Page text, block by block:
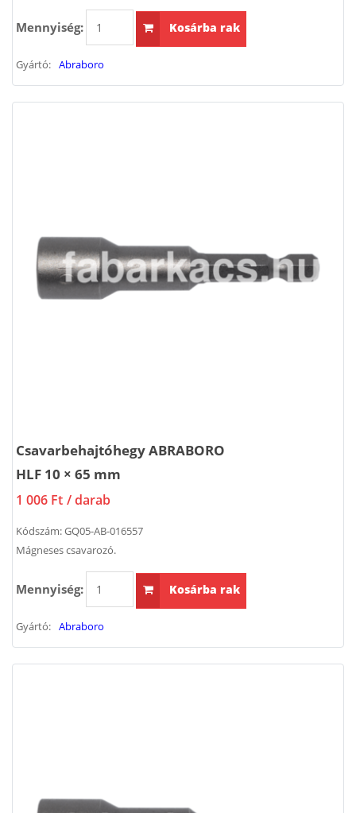
Mennyiség: Kosárba rak
Gyártó: Abraboro
Csavarbehajtóhegy ABRABORO
HLF 10 × 65 mm
1 006 Ft / darab
Kódszám:GQ05-AB-016557
Mágneses csavarozó.
Mennyiség: Kosárba rak
Gyártó: Abraboro